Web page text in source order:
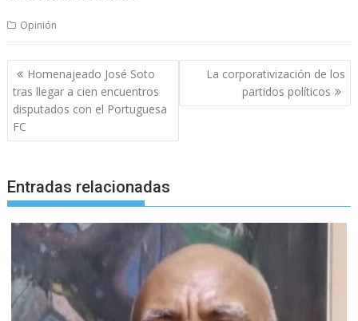
Opinión
Navegación
de
entradas
Homenajeado José Soto
tras llegar a cien encuentros
disputados con el Portuguesa
FC
La corporativización de los
partidos políticos
Entradas relacionadas